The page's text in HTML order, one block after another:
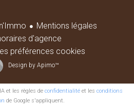
Mentions légales
d'agence
préférences cookies
Design by Apimo™
et les règles de confidentialitéet les conditions
de Google s'appliquent.